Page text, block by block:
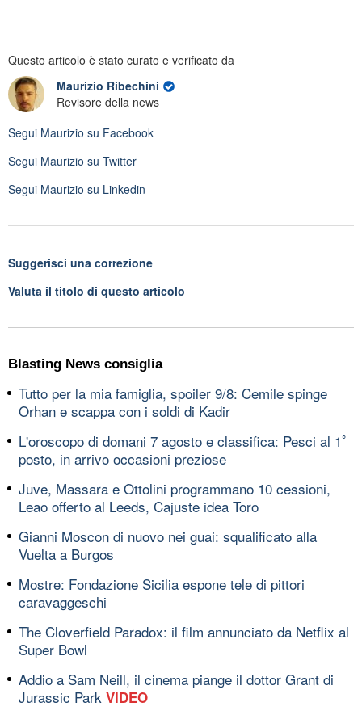
Questo articolo è stato curato e verificato da
Maurizio Ribechini
Revisore della news
Segui Maurizio su Facebook
Segui Maurizio su Twitter
Segui Maurizio su Linkedin
Suggerisci una correzione
Valuta il titolo di questo articolo
Blasting News consiglia
Tutto per la mia famiglia, spoiler 9/8: Cemile spinge
Orhan e scappa con i soldi di Kadir
L'oroscopo di domani 7 agosto e classifica: Pesci al 1ﾟ
posto, in arrivo occasioni preziose
Juve, Massara e Ottolini programmano 10 cessioni,
Leao offerto al Leeds, Cajuste idea Toro
Gianni Moscon di nuovo nei guai: squalificato alla
Vuelta a Burgos
Mostre: Fondazione Sicilia espone tele di pittori
caravaggeschi
The Cloverfield Paradox: il film annunciato da Netflix al
Super Bowl
Addio a Sam Neill, il cinema piange il dottor Grant di
Jurassic Park VIDEO